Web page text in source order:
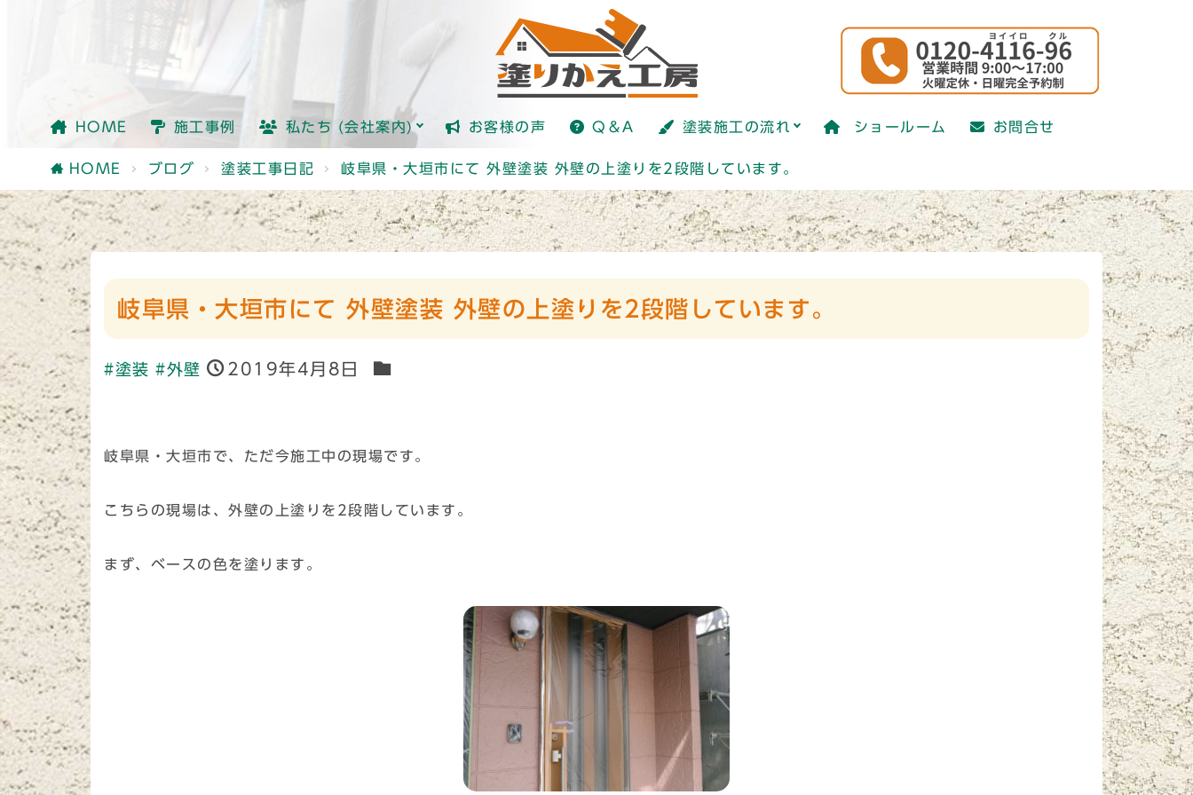
HOME 施工事例 私たち (会社案内)
他社との違い
社員紹介
会社情報
お客様の声 Q＆A 塗装施工の流れ
塗装とは？
ショールーム お問合せ
HOME ブログ 塗装工事日記 岐阜県・大垣市にて 外壁塗装 外壁の上塗りを2段階しています。
岐阜県・大垣市にて 外壁塗装 外壁の上塗りを2段階しています。
#塗装 #外壁 2019年4月8日
岐阜県・大垣市で、ただ今施工中の現場です。
こちらの現場は、外壁の上塗りを2段階しています。
まず、ベースの色を塗ります。